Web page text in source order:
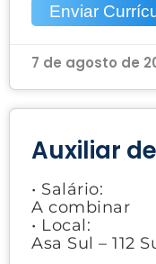
Enviar
7 de agosto de
Auxiliar
• Salário:
A combinar
• Local:
Asa Sul – 112